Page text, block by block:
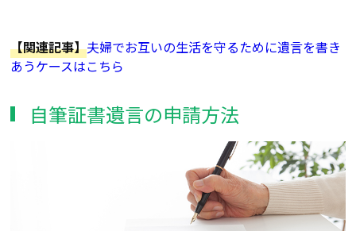
【関連記事】夫婦でお互いの生活を守るために遺言を書き
あうケースはこちら
自筆証書遺言の申請方法